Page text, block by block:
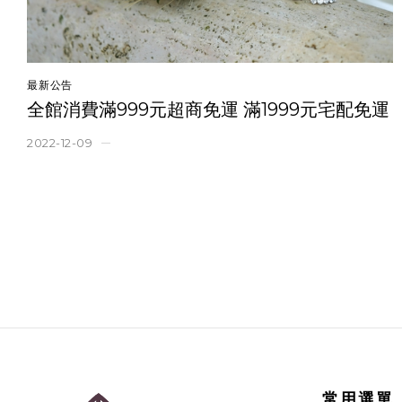
最新公告
全館消費滿999元超商免運 滿1999元宅配免運
2022-12-09